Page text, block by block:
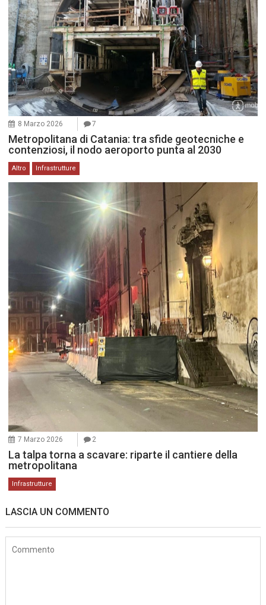
8 Marzo 2026 7
Metropolitana di Catania: tra sfide geotecniche e
contenziosi, il nodo aeroporto punta al 2030
Altro Infrastrutture
7 Marzo 2026 2
La talpa torna a scavare: riparte il cantiere della
metropolitana
Infrastrutture
LASCIA UN COMMENTO